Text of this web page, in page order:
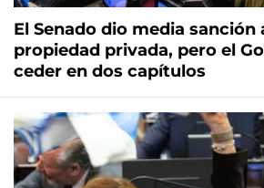
El Senado dio media sanción
propiedad privada, pero el
ceder en dos capítulos